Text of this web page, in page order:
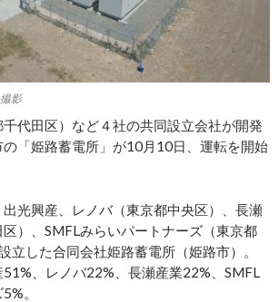
影
代田区）など４社の共同設立会社が開発
の「姫路蓄電所」が10月10日、運転を開始
光興産、レノバ（東京都中央区）、長瀬
）、SMFLみらいパートナーズ（東京都
立した合同会社姫路蓄電所（姫路市）。
、レノバ22%、長瀬産業22%、SMFL
。